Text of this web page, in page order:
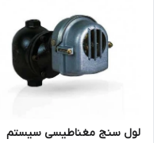
لول سنج مغناطیسی سیستم